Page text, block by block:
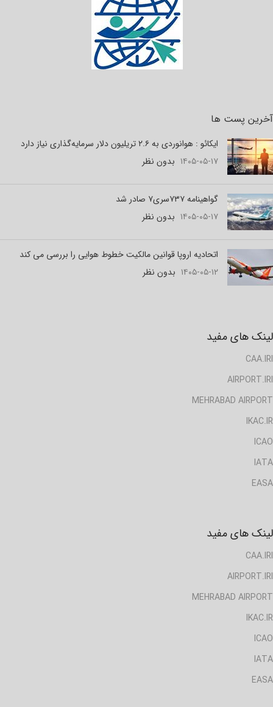
آخرین پست ها
ایکائو : هوانوردی به ۲.۶ تریلیون دلار سرمایه‌گذاری نیاز دارد
۱۴۰۵-۰۵-۱۷ بدون نظر
گواهینامه ۷۳۷سری۷ صادر شد
۱۴۰۵-۰۵-۱۷ بدون نظر
اتحادیه اروپا قوانین مالکیت خطوط هوایی را بررسی می کند
۱۴۰۵-۰۵-۱۲ بدون نظر
لینک های مفید
CAA.IRI
AIRPORT.IRI
MEHRABAD AIRPORT
IKAC.IR
ICAO
IATA
EASA
لینک های مفید
CAA.IRI
AIRPORT.IRI
MEHRABAD AIRPORT
IKAC.IR
ICAO
IATA
EASA